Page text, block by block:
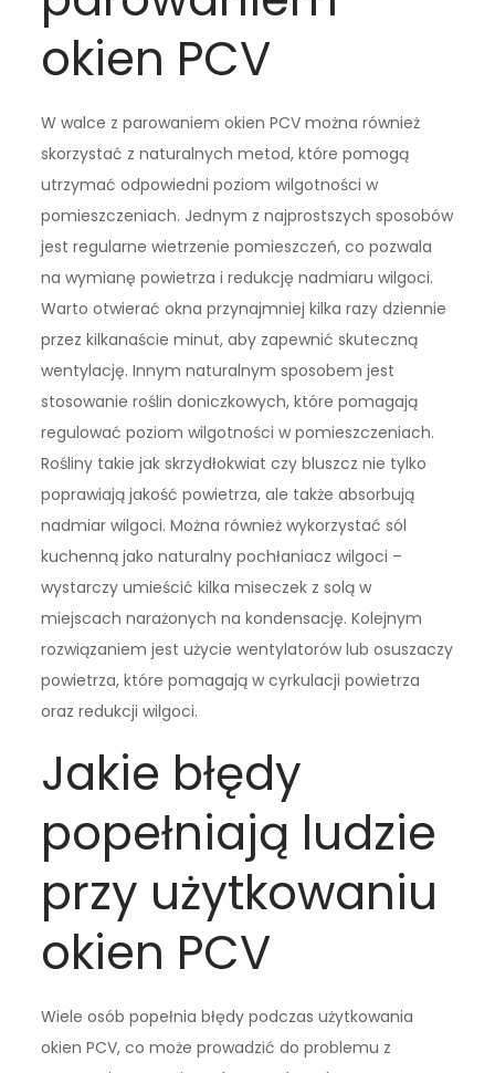
okien PCV
W walce z parowaniem okien PCV można również
skorzystać z naturalnych metod, które pomogą
utrzymać odpowiedni poziom wilgotności w
pomieszczeniach. Jednym z najprostszych sposobów
jest regularne wietrzenie pomieszczeń, co pozwala
na wymianę powietrza i redukcję nadmiaru wilgoci.
Warto otwierać okna przynajmniej kilka razy dziennie
przez kilkanaście minut, aby zapewnić skuteczną
wentylację. Innym naturalnym sposobem jest
stosowanie roślin doniczkowych, które pomagają
regulować poziom wilgotności w pomieszczeniach.
Rośliny takie jak skrzydłokwiat czy bluszcz nie tylko
poprawiają jakość powietrza, ale także absorbują
nadmiar wilgoci. Można również wykorzystać sól
kuchenną jako naturalny pochłaniacz wilgoci –
wystarczy umieścić kilka miseczek z solą w
miejscach narażonych na kondensację. Kolejnym
rozwiązaniem jest użycie wentylatorów lub osuszaczy
powietrza, które pomagają w cyrkulacji powietrza
oraz redukcji wilgoci.
Jakie błędy
popełniają ludzie
przy użytkowaniu
okien PCV
Wiele osób popełnia błędy podczas użytkowania
okien PCV, co może prowadzić do problemu z